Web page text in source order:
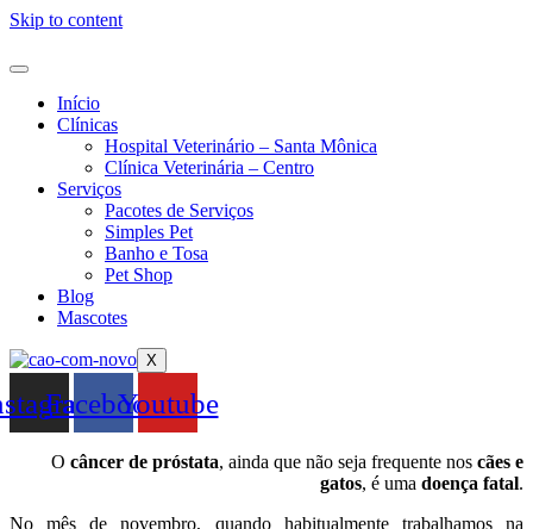
Skip to content
Início
Clínicas
Hospital Veterinário – Santa Mônica
Clínica Veterinária – Centro
Serviços
Pacotes de Serviços
Simples Pet
Banho e Tosa
Pet Shop
Blog
Mascotes
X
FacebookYoutube
O câncer de próstata, ainda que não seja frequente nos cães e
gatos, é uma doença fatal.
No mês de novembro, quando habitualmente trabalhamos na